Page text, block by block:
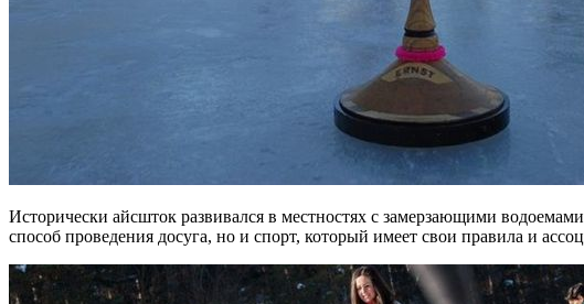
Исторически айсшток развивался в местностях с замерзающими
способ проведения досуга, но и спорт, который имеет свои правила и